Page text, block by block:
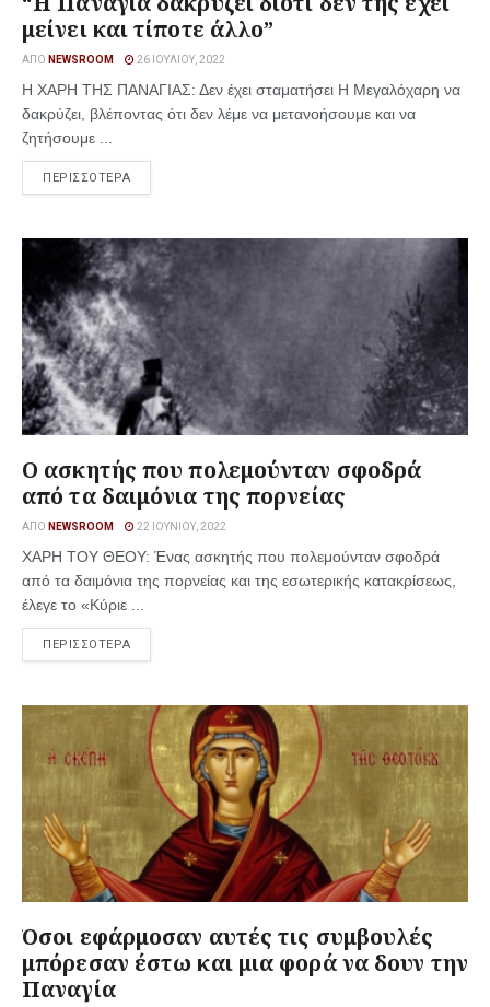
μείνει και τίποτε άλλο”
ΑΠΌ NEWSROOM 26 ΙΟΥΛΊΟΥ, 2022
Η ΧΑΡΗ ΤΗΣ ΠΑΝΑΓΙΑΣ: Δεν έχει σταματήσει Η Μεγαλόχαρη να
δακρύζει, βλέποντας ότι δεν λέμε να μετανοήσουμε και να
ζητήσουμε ...
ΠΕΡΙΣΣΟΤΕΡΑ
Ο ασκητής που πολεμούνταν σφοδρά
από τα δαιμόνια της πορνείας
ΑΠΌ NEWSROOM 22 ΙΟΥΝΊΟΥ, 2022
ΧΑΡΗ ΤΟΥ ΘΕΟΥ: Ένας ασκητής που πολεμούνταν σφοδρά
από τα δαιμόνια της πορνείας και της εσωτερικής κατακρίσεως,
έλεγε το «Κύριε ...
ΠΕΡΙΣΣΟΤΕΡΑ
Όσοι εφάρμοσαν αυτές τις συμβουλές
μπόρεσαν έστω και μια φορά να δουν την
Παναγία